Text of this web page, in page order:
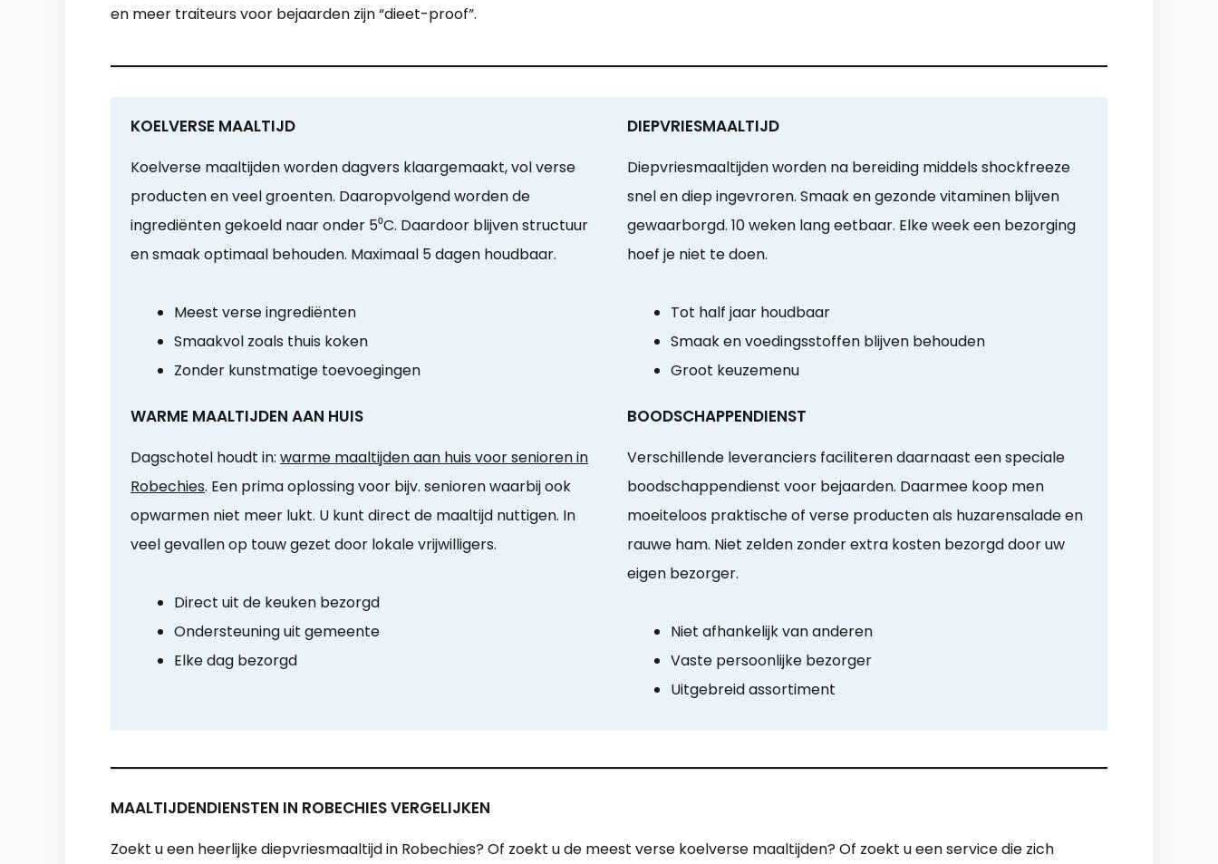
en meer traiteurs voor bejaarden zijn “dieet-proof”.
KOELVERSE MAALTIJD
Koelverse maaltijden worden dagvers klaargemaakt, vol verse
producten en veel groenten. Daaropvolgend worden de
ingrediënten gekoeld naar onder 5⁰C. Daardoor blijven structuur
en smaak optimaal behouden. Maximaal 5 dagen houdbaar.
Meest verse ingrediënten
Smaakvol zoals thuis koken
Zonder kunstmatige toevoegingen
DIEPVRIESMAALTIJD
Diepvriesmaaltijden worden na bereiding middels shockfreeze
snel en diep ingevroren. Smaak en gezonde vitaminen blijven
gewaarborgd. 10 weken lang eetbaar. Elke week een bezorging
hoef je niet te doen.
Tot half jaar houdbaar
Smaak en voedingsstoffen blijven behouden
Groot keuzemenu
WARME MAALTIJDEN AAN HUIS
Dagschotel houdt in: warme maaltijden aan huis voor senioren in
Robechies. Een prima oplossing voor bijv. senioren waarbij ook
opwarmen niet meer lukt. U kunt direct de maaltijd nuttigen. In
veel gevallen op touw gezet door lokale vrijwilligers.
Direct uit de keuken bezorgd
Ondersteuning uit gemeente
Elke dag bezorgd
BOODSCHAPPENDIENST
Verschillende leveranciers faciliteren daarnaast een speciale
boodschappendienst voor bejaarden. Daarmee koop men
moeiteloos praktische of verse producten als huzarensalade en
rauwe ham. Niet zelden zonder extra kosten bezorgd door uw
eigen bezorger.
Niet afhankelijk van anderen
Vaste persoonlijke bezorger
Uitgebreid assortiment
MAALTIJDENDIENSTEN IN ROBECHIES VERGELIJKEN
Zoekt u een heerlijke diepvriesmaaltijd in Robechies? Of zoekt u de meest verse koelverse maaltijden? Of zoekt u een service die zich